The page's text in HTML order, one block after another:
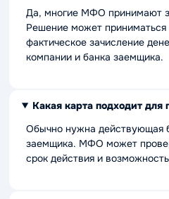
Да, многие МФО принимают
Решение может приниматься
фактическое зачисление
компании и банка заемщика.
Какая карта подходит для
Обычно нужна действующая
заемщика. МФО может
срок действия и